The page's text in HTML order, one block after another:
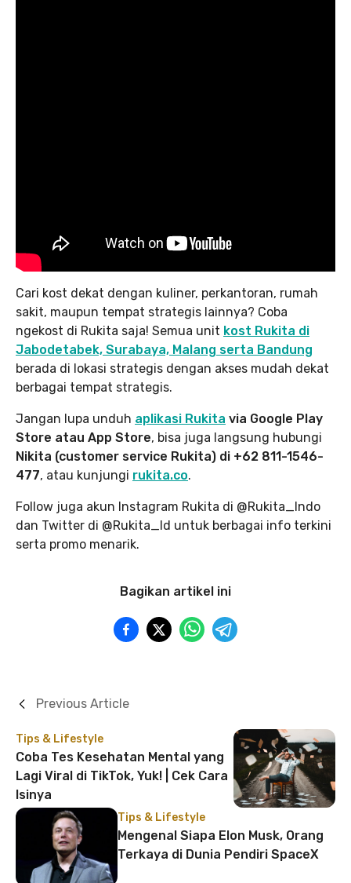
Cari kost dekat dengan kuliner, perkantoran, rumah
sakit, maupun tempat strategis lainnya? Coba
ngekost di Rukita saja! Semua unit kost Rukita di
Jabodetabek, Surabaya, Malang serta Bandung
berada di lokasi strategis dengan akses mudah dekat
berbagai tempat strategis.
Jangan lupa unduh aplikasi Rukita via Google Play
Store atau App Store, bisa juga langsung hubungi
Nikita (customer service Rukita) di +62 811-1546-
477, atau kunjungi rukita.co.
Follow juga akun Instagram Rukita di @Rukita_Indo
dan Twitter di @Rukita_Id untuk berbagai info terkini
serta promo menarik.
Bagikan artikel ini
Tips & Lifestyle
Coba Tes Kesehatan Mental yang
Lagi Viral di TikTok, Yuk! | Cek Cara
Isinya
Previous Article
Tips & Lifestyle
Mengenal Siapa Elon Musk, Orang
Terkaya di Dunia Pendiri SpaceX